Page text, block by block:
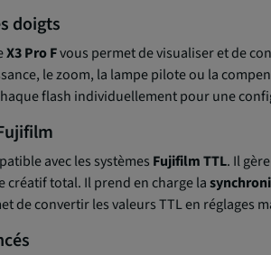
doigts
X3 Pro Fvous permet de visualiser et de
le zoom, la lampe pilote ou la
flash individuellement pour une
avec les systèmes Fujifilm TTL. Il
créatif total. Il prend en charge la
de convertir les valeurs TTL en réglages